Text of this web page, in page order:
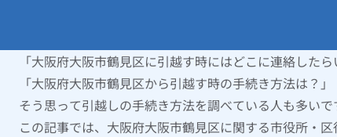
「大阪府大阪市鶴見区に引越す時にはどこに連絡したら
「大阪府大阪市鶴見区から引越す時の手続き方法は？」
そう思って引越しの手続き方法を調べている人も多いで
この記事では、大阪府大阪市鶴見区に関する市役所・